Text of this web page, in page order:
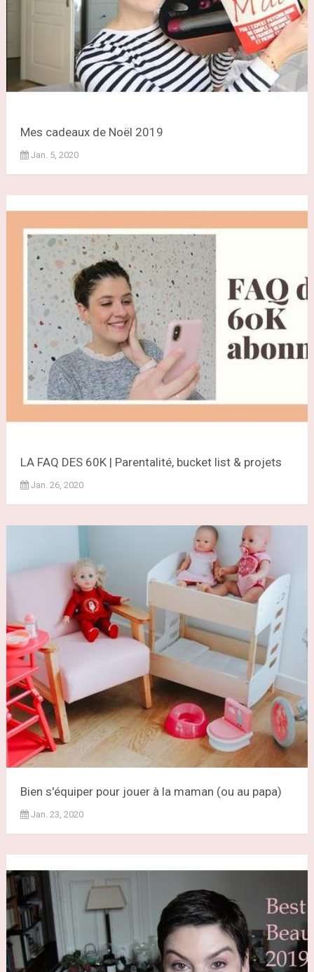
Mes cadeaux de Noël 2019
Jan. 5, 2020
LA FAQ DES 60K | Parentalité, bucket list & projets
Jan. 26, 2020
Bien s'équiper pour jouer à la maman (ou au papa)
Jan. 23, 2020